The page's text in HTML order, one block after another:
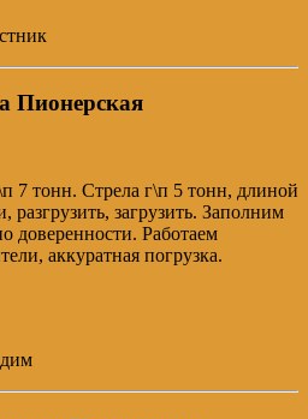
Пионерская
7 тонн. Стрела г\п 5 тонн, длиной
разгрузить, загрузить. Заполним
доверенности. Работаем
аккуратная погрузка.